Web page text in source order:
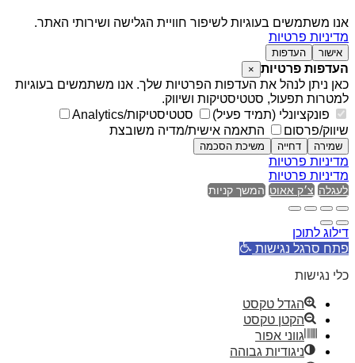
אנו משתמשים בעוגיות לשיפור חוויית הגלישה ושירותי האתר.
מדיניות פרטיות
אישור העדפות
העדפות פרטיות ×
כאן ניתן לנהל את העדפות הפרטיות שלך. אנו משתמשים בעוגיות
למטרות תפעול, סטטיסטיקות ושיווק.
פונקציונלי (תמיד פעיל)
סטטיסטיקות/Analytics
שיווק/פרסום
התאמה אישית/מדיה משובצת
שמירה דחייה משיכת הסכמה
מדיניות פרטיות
מדיניות פרטיות
לעגלה צ׳ק אאוט המשך קניות
דילוג לתוכן
פתח סרגל נגישות
כלי נגישות
הגדל טקסט
הקטן טקסט
גווני אפור
ניגודיות גבוהה